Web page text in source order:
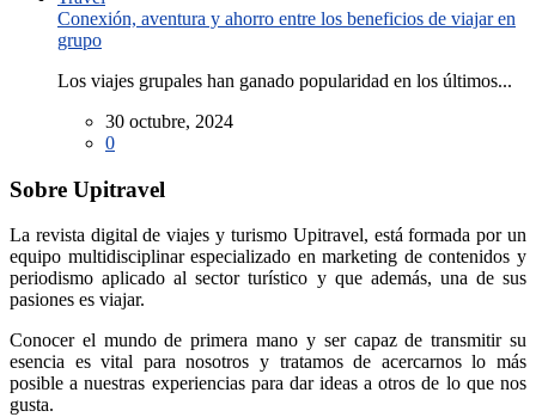
Conexión, aventura y ahorro entre los beneficios de viajar en
grupo
Los viajes grupales han ganado popularidad en los últimos...
30 octubre, 2024
0
Sobre Upitravel
La revista digital de viajes y turismo Upitravel, está formada por un
equipo multidisciplinar especializado en marketing de contenidos y
periodismo aplicado al sector turístico y que además, una de sus
pasiones es viajar.
Conocer el mundo de primera mano y ser capaz de transmitir su
esencia es vital para nosotros y tratamos de acercarnos lo más
posible a nuestras experiencias para dar ideas a otros de lo que nos
gusta.